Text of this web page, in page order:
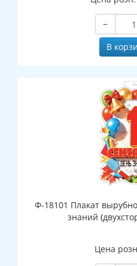
−
В
Ф-18101 Плакат
знаний
Цена